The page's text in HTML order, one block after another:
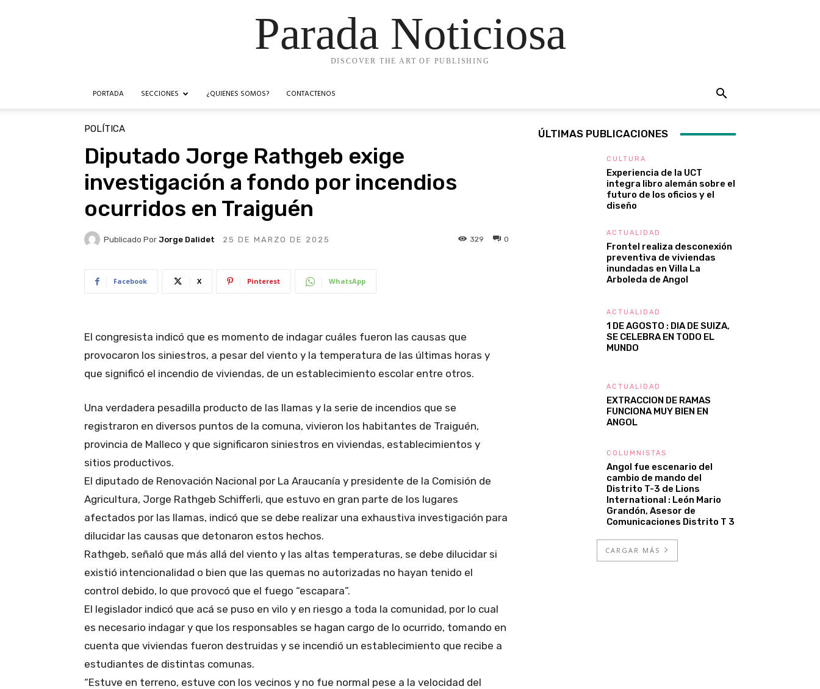
Parada Noticiosa
DISCOVER THE ART OF PUBLISHING
PORTADA SECCIONES ¿QUIENES SOMOS? CONTACTENOS
POLÍTICA
Diputado Jorge Rathgeb exige
investigación a fondo por incendios
ocurridos en Traiguén
Publicado Por Jorge Dalidet 25 DE MARZO DE 2025 0
329
Facebook X Pinterest WhatsApp
El congresista indicó que es momento de indagar cuáles fueron las causas que
provocaron los siniestros, a pesar del viento y la temperatura de las últimas horas y
que significó el incendio de viviendas, de un establecimiento escolar entre otros.
Una verdadera pesadilla producto de las llamas y la serie de incendios que se
registraron en diversos puntos de la comuna, vivieron los habitantes de Traiguén,
provincia de Malleco y que significaron siniestros en viviendas, establecimientos y
sitios productivos.
El diputado de Renovación Nacional por La Araucanía y presidente de la Comisión de
Agricultura, Jorge Rathgeb Schifferli, que estuvo en gran parte de los lugares
afectados por las llamas, indicó que se debe realizar una exhaustiva investigación para
dilucidar las causas que detonaron estos hechos.
Rathgeb, señaló que más allá del viento y las altas temperaturas, se debe dilucidar si
existió intencionalidad o bien que las quemas no autorizadas no hayan tenido el
control debido, lo que provocó que el fuego “escapara”.
El legislador indicó que acá se puso en vilo y en riesgo a toda la comunidad, por lo cual
es necesario indagar y que los responsables se hagan cargo de lo ocurrido, tomando en
cuenta que viviendas fueron destruidas y se incendió un establecimiento que recibe a
estudiantes de distintas comunas.
“Estuve en terreno, estuve con los vecinos y no fue normal pese a la velocidad del
ÚLTIMAS PUBLICACIONES
CULTURA
Experiencia de la UCT
integra libro alemán sobre el
futuro de los oficios y el
diseño
ACTUALIDAD
Frontel realiza desconexión
preventiva de viviendas
inundadas en Villa La
Arboleda de Angol
ACTUALIDAD
1 DE AGOSTO : DIA DE SUIZA,
SE CELEBRA EN TODO EL
MUNDO
ACTUALIDAD
EXTRACCION DE RAMAS
FUNCIONA MUY BIEN EN
ANGOL
COLUMNISTAS
Angol fue escenario del
cambio de mando del
Distrito T-3 de Lions
International : León Mario
Grandón, Asesor de
Comunicaciones Distrito T 3
CARGAR MÁS